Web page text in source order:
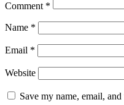
Comment *
Name *
Email *
Website
Save my name, email,